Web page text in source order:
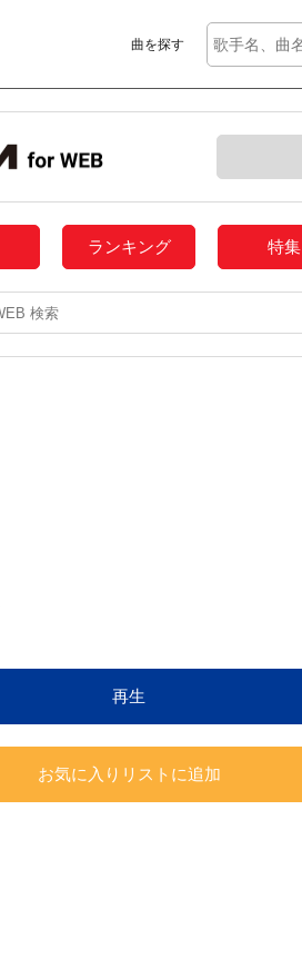
曲を探す
ランキング 特集
再生
お気に入りリストに追加